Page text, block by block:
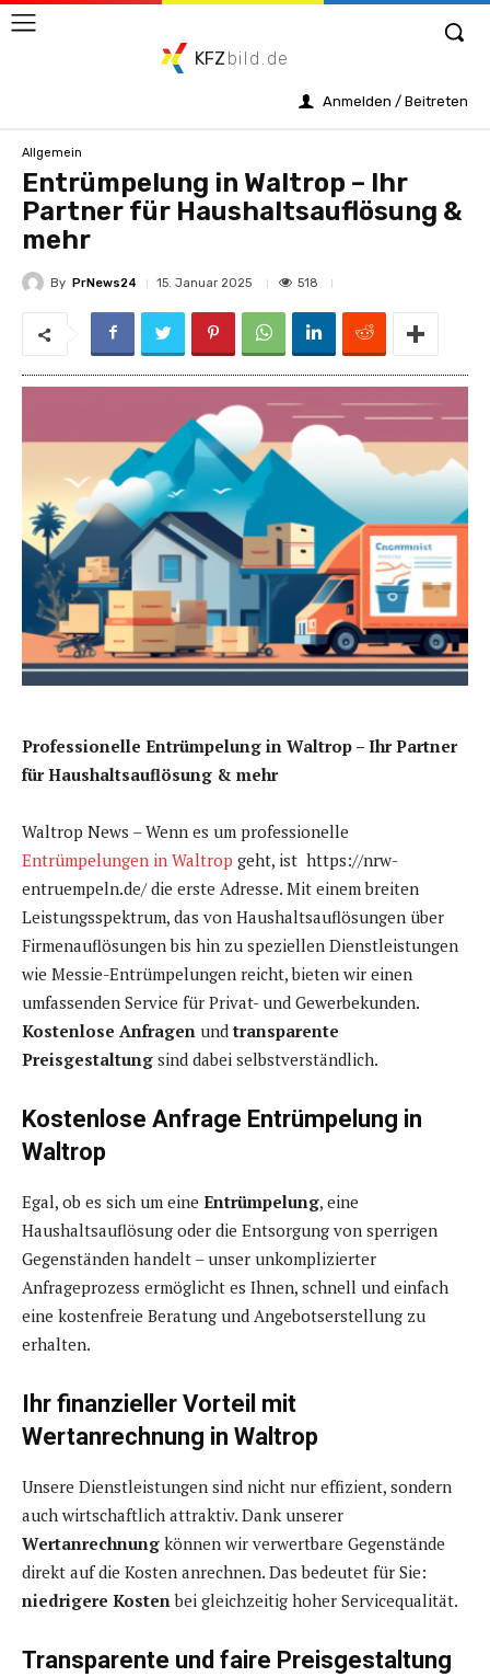
KFZ bild.de
Anmelden / Beitreten
Allgemein
Entrümpelung in Waltrop – Ihr
Partner für Haushaltsauflösung &
mehr
By PrNews24 15. Januar 2025 518
Professionelle Entrümpelung in Waltrop – Ihr Partner
für Haushaltsauflösung & mehr
Waltrop News – Wenn es um professionelle
Entrümpelungen in Waltrop geht, ist https://nrw-
entruempeln.de/ die erste Adresse. Mit einem breiten
Leistungsspektrum, das von Haushaltsauflösungen über
Firmenauflösungen bis hin zu speziellen Dienstleistungen
wie Messie-Entrümpelungen reicht, bieten wir einen
umfassenden Service für Privat- und Gewerbekunden.
Kostenlose Anfragen undtransparente
Preisgestaltung sind dabei selbstverständlich.
Kostenlose Anfrage Entrümpelung in
Waltrop
Egal, ob es sich um eine Entrümpelung, eine
Haushaltsauflösung oder die Entsorgung von sperrigen
Gegenständen handelt – unser unkomplizierter
Anfrageprozess ermöglicht es Ihnen, schnell und einfach
eine kostenfreie Beratung und Angebotserstellung zu
erhalten.
Ihr finanzieller Vorteil mit
Wertanrechnung in Waltrop
Unsere Dienstleistungen sind nicht nur effizient, sondern
auch wirtschaftlich attraktiv. Dank unserer
Wertanrechnung können wir verwertbare Gegenstände
direkt auf die Kosten anrechnen. Das bedeutet für Sie:
niedrigere Kosten bei gleichzeitig hoher Servicequalität.
Transparente und faire Preisgestaltung